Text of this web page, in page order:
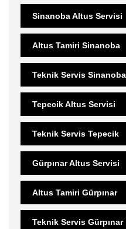
Sinanoba Altus Servisi
Altus Tamiri Sinanoba
Teknik Servis Sinanoba
Tepecik Altus Servisi
Teknik Servis Tepecik
Gürpınar Altus Servisi
Altus Tamiri Gürpınar
Teknik Servis Gürpınar